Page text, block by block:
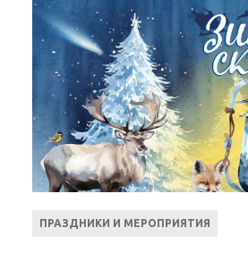
ПРАЗДНИКИ И МЕРОПРИЯТИЯ